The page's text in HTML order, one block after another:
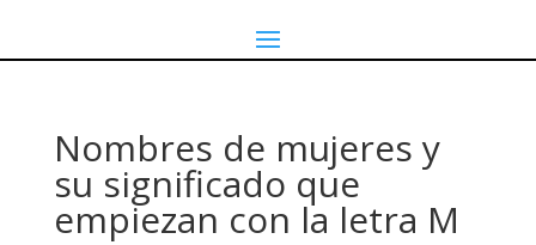
Nombres de mujeres y
su significado que
empiezan con la letra M